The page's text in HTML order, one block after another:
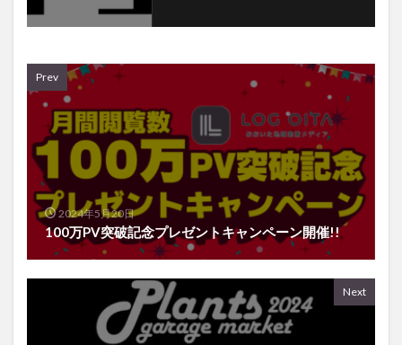
Prev
2024年5月20日
100万PV突破記念プレゼントキャンペーン開催!!
Next